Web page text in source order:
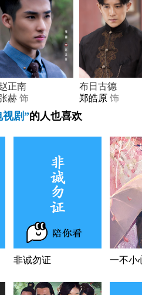
正南
赫 饰
布日古德
郑皓原 饰
视剧”的人也喜欢
非诚勿证 一不小